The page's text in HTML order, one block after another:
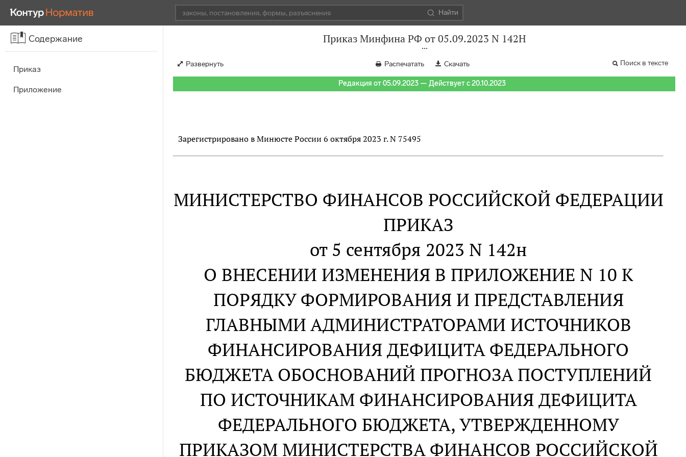
Найти
Содержание
Приказ
Приложение
Приказ Минфина РФ от 05.09.2023 N 142Н
Развернуть Распечатать Скачать Поиск в тексте
Редакция от 05.09.2023 — Действует с 20.10.2023
Зарегистрировано в Минюсте России 6 октября 2023 г. N 75495
МИНИСТЕРСТВО ФИНАНСОВ РОССИЙСКОЙ ФЕДЕРАЦИИ
ПРИКАЗ
от 5 сентября 2023 N 142н
О ВНЕСЕНИИ ИЗМЕНЕНИЯ В ПРИЛОЖЕНИЕ N 10 К
ПОРЯДКУ ФОРМИРОВАНИЯ И ПРЕДСТАВЛЕНИЯ
ГЛАВНЫМИ АДМИНИСТРАТОРАМИ ИСТОЧНИКОВ
ФИНАНСИРОВАНИЯ ДЕФИЦИТА ФЕДЕРАЛЬНОГО
БЮДЖЕТА ОБОСНОВАНИЙ ПРОГНОЗА ПОСТУПЛЕНИЙ
ПО ИСТОЧНИКАМ ФИНАНСИРОВАНИЯ ДЕФИЦИТА
ФЕДЕРАЛЬНОГО БЮДЖЕТА, УТВЕРЖДЕННОМУ
ПРИКАЗОМ МИНИСТЕРСТВА ФИНАНСОВ РОССИЙСКОЙ